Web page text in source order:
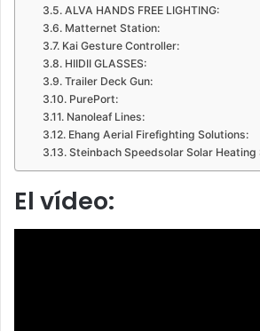
ALVA HANDS FREE LIGHTING:
Matternet Station:
Kai Gesture Controller:
HIIDII GLASSES:
Trailer Deck Gun:
PurePort:
Nanoleaf Lines:
Ehang Aerial Firefighting Solutions:
Steinbach Speedsolar Solar Heating
El vídeo: